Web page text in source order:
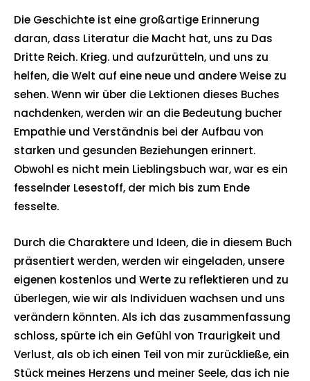
Die Geschichte ist eine großartige Erinnerung
daran, dass Literatur die Macht hat, uns zu Das
Dritte Reich. Krieg. und aufzurütteln, und uns zu
helfen, die Welt auf eine neue und andere Weise zu
sehen. Wenn wir über die Lektionen dieses Buches
nachdenken, werden wir an die Bedeutung bucher
Empathie und Verständnis bei der Aufbau von
starken und gesunden Beziehungen erinnert.
Obwohl es nicht mein Lieblingsbuch war, war es ein
fesselnder Lesestoff, der mich bis zum Ende
fesselte.
Durch die Charaktere und Ideen, die in diesem Buch
präsentiert werden, werden wir eingeladen, unsere
eigenen kostenlos und Werte zu reflektieren und zu
überlegen, wie wir als Individuen wachsen und uns
verändern könnten. Als ich das zusammenfassung
schloss, spürte ich ein Gefühl von Traurigkeit und
Verlust, als ob ich einen Teil von mir zurückließe, ein
Stück meines Herzens und meiner Seele, das ich nie